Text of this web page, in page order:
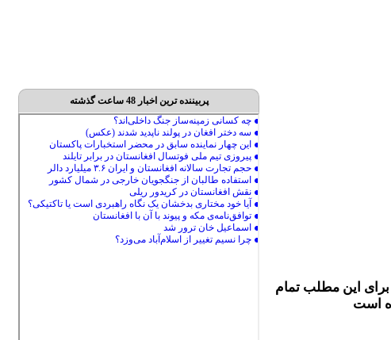
این مطلب تمام
است
پربیننده ترین اخبار 48 ساعت گذشته